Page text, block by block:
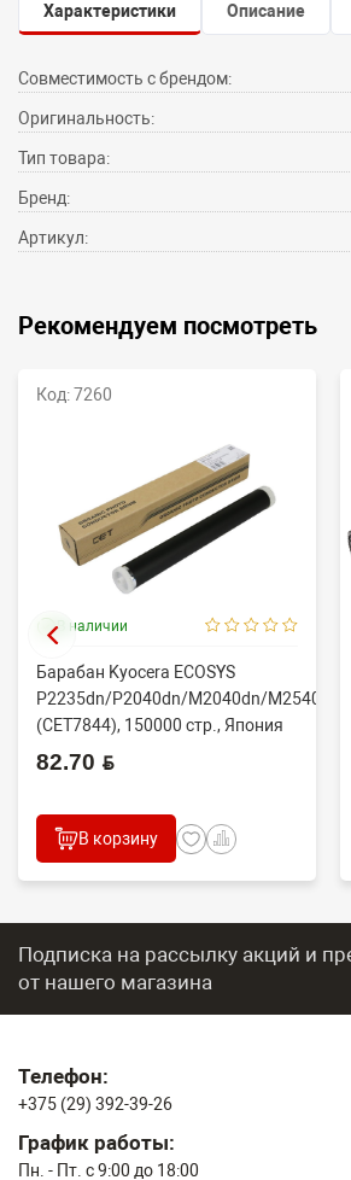
Характеристики Описание
Совместимость с брендом:
Оригинальность:
Тип товара:
Бренд:
Артикул:
Рекомендуем посмотреть
Код: 7260
В наличии
Барабан Kyocera ECOSYS
P2235dn/P2040dn/M2040dn/M2540dw
(CET7844), 150000 стр., Япония
82.70 BYN
В корзину
Подписка на рассылку акций и
от нашего магазина
Телефон:
+375 (29) 392-39-26
График работы:
Пн. - Пт. с 9:00 до 18:00